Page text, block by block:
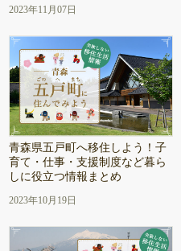
2023年11月07日
青森県五戸町へ移住しよう！子
育て・仕事・支援制度など暮ら
しに役立つ情報まとめ
2023年10月19日